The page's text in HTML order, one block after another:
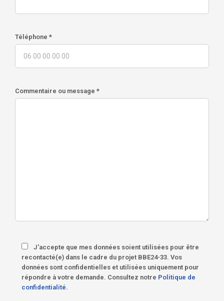
Téléphone *
Commentaire ou message *
J'accepte que mes données soient utilisées pour être
recontacté(e) dans le cadre du projet BBE24-33. Vos
données sont confidentielles et utilisées uniquement pour
répondre à votre demande. Consultez notre Politique de
confidentialité.